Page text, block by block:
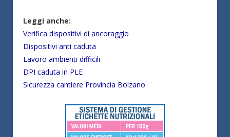
Leggi anche:
Verifica dispositivi di ancoraggio
Dispositivi anti caduta
Lavoro ambienti difficili
DPI caduta in PLE
Sicurezza cantiere Provincia Bolzano